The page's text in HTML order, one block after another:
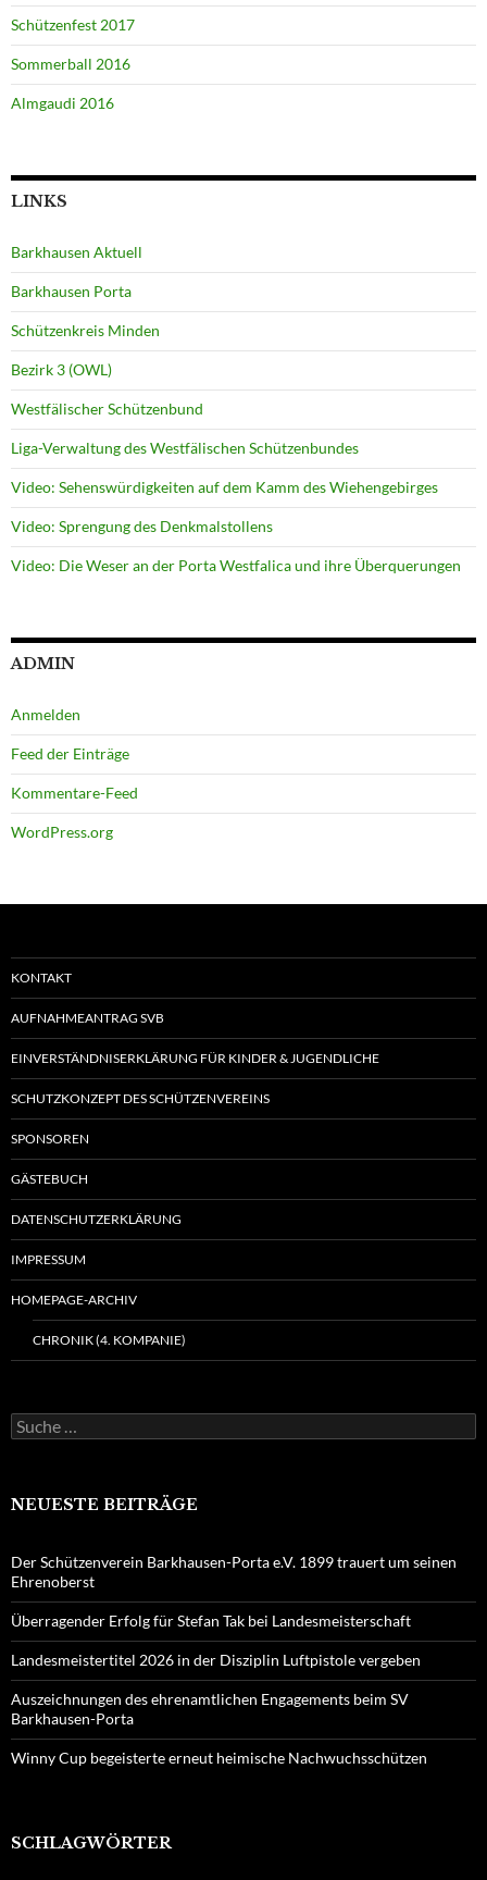
Schützenfest 2017
Sommerball 2016
Almgaudi 2016
LINKS
Barkhausen Aktuell
Barkhausen Porta
Schützenkreis Minden
Bezirk 3 (OWL)
Westfälischer Schützenbund
Liga-Verwaltung des Westfälischen Schützenbundes
Video: Sehenswürdigkeiten auf dem Kamm des Wiehengebirges
Video: Sprengung des Denkmalstollens
Video: Die Weser an der Porta Westfalica und ihre Überquerungen
ADMIN
Anmelden
Feed der Einträge
Kommentare-Feed
WordPress.org
KONTAKT
AUFNAHMEANTRAG SVB
EINVERSTÄNDNISERKLÄRUNG FÜR KINDER & JUGENDLICHE
SCHUTZKONZEPT DES SCHÜTZENVEREINS
SPONSOREN
GÄSTEBUCH
DATENSCHUTZERKLÄRUNG
IMPRESSUM
HOMEPAGE-ARCHIV
CHRONIK (4. KOMPANIE)
Suche
nach:
NEUESTE BEITRÄGE
Der Schützenverein Barkhausen-Porta e.V. 1899 trauert um seinen
Ehrenoberst
Überragender Erfolg für Stefan Tak bei Landesmeisterschaft
Landesmeistertitel 2026 in der Disziplin Luftpistole vergeben
Auszeichnungen des ehrenamtlichen Engagements beim SV
Barkhausen-Porta
Winny Cup begeisterte erneut heimische Nachwuchsschützen
SCHLAGWÖRTER